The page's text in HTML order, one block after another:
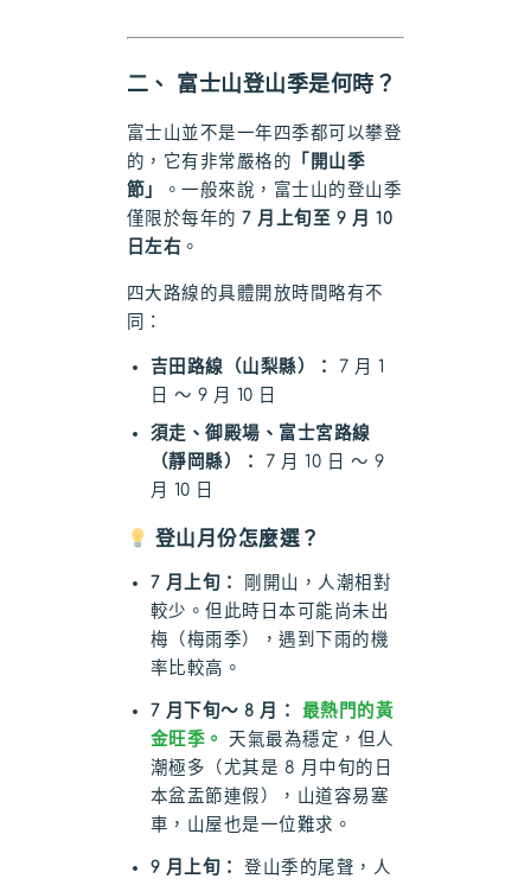
二、 富士山登山季是何時？
富士山並不是一年四季都可以攀登
的，它有非常嚴格的 「開山季
節」
。一般來說，富士山的登山季
僅限於每年的7 月上旬至 9 月 10
日左右 。
四大路線的具體開放時間略有不
同：
吉田路線（山梨縣）：
7 月 1
日 ～ 9 月 10 日
須走、御殿場、富士宮路線
（靜岡縣）：
7 月 10 日 ～ 9
月 10 日
登山月份怎麼選？
7 月上旬：
剛開山，人潮相對
較少。但此時日本可能尚未出
梅（梅雨季），遇到下雨的機
率比較高。
7 月下旬～ 8 月：
最熱門的黃
金旺季。
天氣最為穩定，但人
潮極多（尤其是 8 月中旬的日
本盆盂節連假），山道容易塞
車，山屋也是一位難求。
9 月上旬：
登山季的尾聲，人